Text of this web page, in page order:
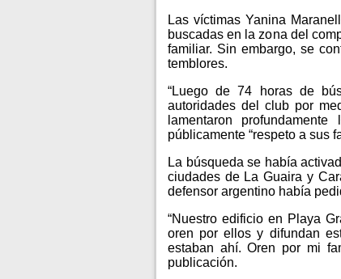
Las víctimas Yanina
buscadas en la zona del
familiar. Sin embargo, se
temblores.
“Luego de 74 horas de
autoridades del club por
lamentaron
públicamente “respeto a sus
La búsqueda se había
ciudades de La Guaira y
defensor argentino había
“Nuestro edificio en Playa
oren por ellos y difundan
estaban ahí. Oren por mi
publicación.